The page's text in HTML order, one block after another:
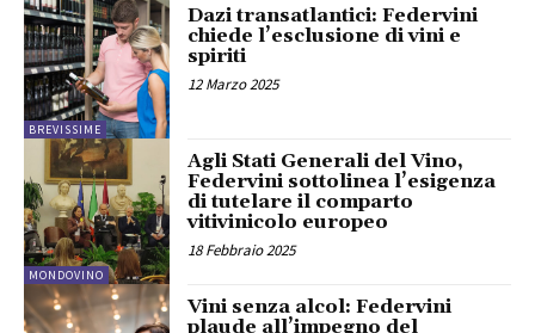
BREVISSIME
Dazi transatlantici: Federvini
chiede l’esclusione di vini e
spiriti
12 Marzo 2025
MONDOVINO
Agli Stati Generali del Vino,
Federvini sottolinea l’esigenza
di tutelare il comparto
vitivinicolo europeo
18 Febbraio 2025
Vini senza alcol: Federvini
plaude all’impegno del